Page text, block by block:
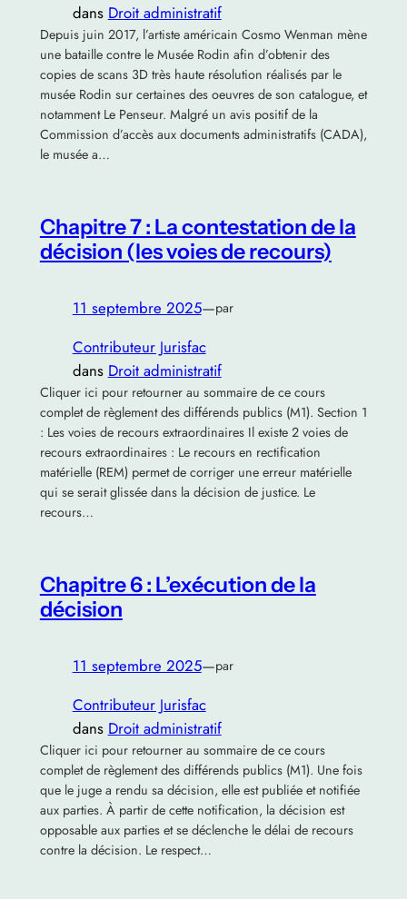
dans Droit administratif
Depuis juin 2017, l’artiste américain Cosmo Wenman mène
une bataille contre le Musée Rodin afin d’obtenir des
copies de scans 3D très haute résolution réalisés par le
musée Rodin sur certaines des oeuvres de son catalogue, et
notamment Le Penseur. Malgré un avis positif de la
Commission d’accès aux documents administratifs (CADA),
le musée a…
Chapitre 7 : La contestation de la
décision (les voies de recours)
11 septembre 2025—par
Contributeur Jurisfac
dans Droit administratif
Cliquer ici pour retourner au sommaire de ce cours
complet de règlement des différends publics (M1). Section 1
: Les voies de recours extraordinaires Il existe 2 voies de
recours extraordinaires : Le recours en rectification
matérielle (REM) permet de corriger une erreur matérielle
qui se serait glissée dans la décision de justice. Le
recours…
Chapitre 6 : L’exécution de la
décision
11 septembre 2025—par
Contributeur Jurisfac
dans Droit administratif
Cliquer ici pour retourner au sommaire de ce cours
complet de règlement des différends publics (M1). Une fois
que le juge a rendu sa décision, elle est publiée et notifiée
aux parties. À partir de cette notification, la décision est
opposable aux parties et se déclenche le délai de recours
contre la décision. Le respect…